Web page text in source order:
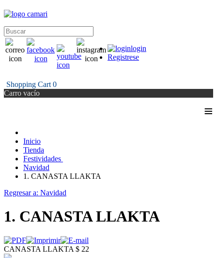
login
Registrese
Shopping Cart 0
Carro vacío
≡
Inicio
Tienda
Festividades
Navidad
1. CANASTA LLAKTA
Regresar a: Navidad
1. CANASTA LLAKTA
CANASTA LLAKTA $ 22